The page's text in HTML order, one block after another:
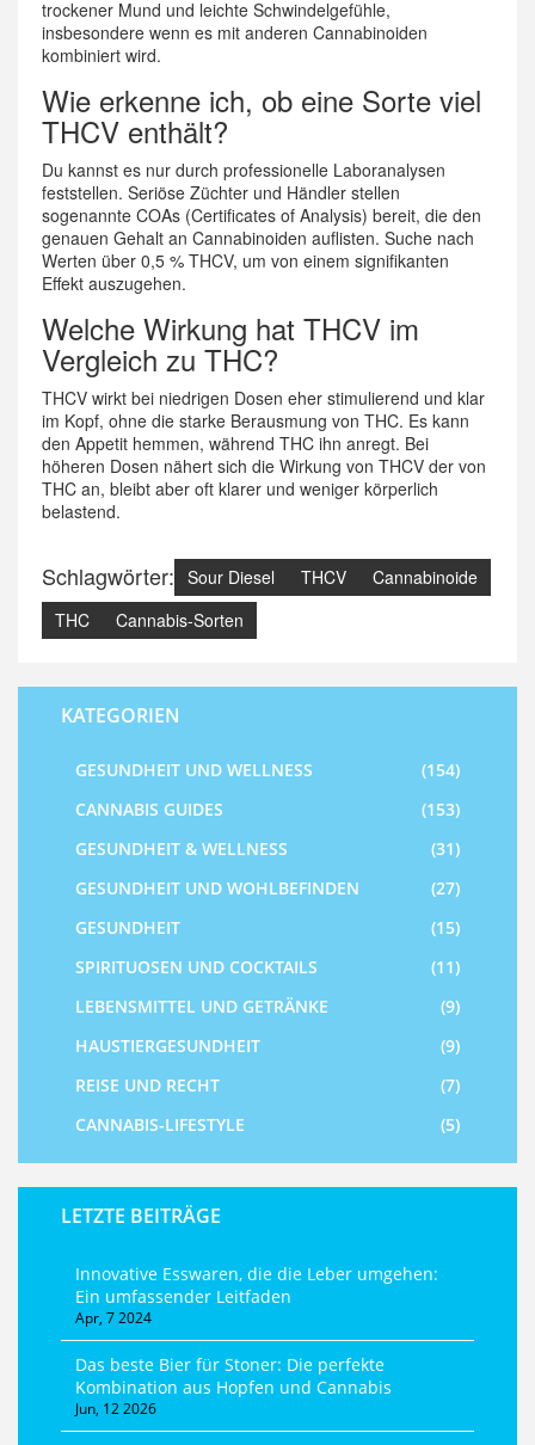
trockener Mund und leichte Schwindelgefühle,
insbesondere wenn es mit anderen Cannabinoiden
kombiniert wird.
Wie erkenne ich, ob eine Sorte viel
THCV enthält?
Du kannst es nur durch professionelle Laboranalysen
feststellen. Seriöse Züchter und Händler stellen
sogenannte COAs (Certificates of Analysis) bereit, die den
genauen Gehalt an Cannabinoiden auflisten. Suche nach
Werten über 0,5 % THCV, um von einem signifikanten
Effekt auszugehen.
Welche Wirkung hat THCV im
Vergleich zu THC?
THCV wirkt bei niedrigen Dosen eher stimulierend und klar
im Kopf, ohne die starke Berausmung von THC. Es kann
den Appetit hemmen, während THC ihn anregt. Bei
höheren Dosen nähert sich die Wirkung von THCV der von
THC an, bleibt aber oft klarer und weniger körperlich
belastend.
Schlagwörter: Sour Diesel THCV
Cannabinoide
THC
Cannabis-Sorten
KATEGORIEN
GESUNDHEIT UND WELLNESS
(154)
CANNABIS GUIDES
(153)
GESUNDHEIT & WELLNESS
(31)
GESUNDHEIT UND WOHLBEFINDEN
(27)
GESUNDHEIT
(15)
SPIRITUOSEN UND COCKTAILS
(11)
LEBENSMITTEL UND GETRÄNKE
(9)
HAUSTIERGESUNDHEIT
(9)
REISE UND RECHT
(7)
CANNABIS-LIFESTYLE
(5)
LETZTE BEITRÄGE
Innovative Esswaren, die die Leber umgehen:
Ein umfassender Leitfaden
Apr, 7 2024
Das beste Bier für Stoner: Die perfekte
Kombination aus Hopfen und Cannabis
Jun, 12 2026